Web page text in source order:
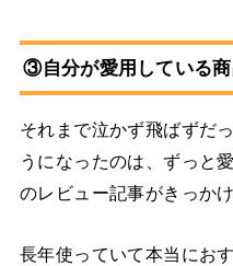
③自分が愛用している
それまで泣かず飛ばずだ
うになったのは、ずっと
のレビュー記事がきっかけ
長年使っていて本当にお